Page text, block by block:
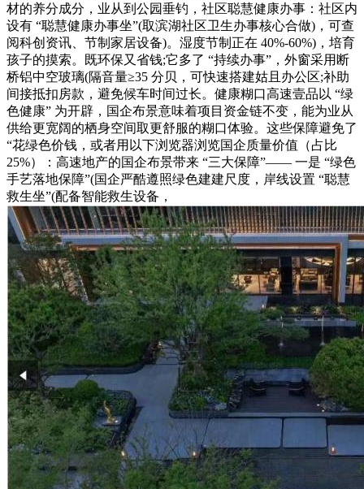
材的养分成分，业从到公园垂钓，社区聪慧健康办事：社区内
设有 “聪慧健康办事坐”(取滨湖社区卫生办事核心合做)，可查
阅科创资讯、节制家居设备)。湿度节制正在 40%-60%)，培育
孩子的摸索。既环保又省钱;它多了 “持续办事”，外窗采用断
桥铝中空玻璃(隔音量≥35 分贝，可快速搭建姑且办公区;补助
间接抵扣房款，避免候车时间过长。健康糊口高速壹品以 “绿
色健康” 为开辟，国企布景意味着项目资金链不变，能为业从
供给更宽阔的栖身空间取更舒服的糊口体验。这些保障避免了
“花绿色价钱，或者用以下浏览器浏览国企质量价值（占比
25%）：高速地产的国企布景带来 “三大保障”—— 一是 “绿色
手艺落地保障”(国企严酷遵照绿色建建尺度，岸线设置 “聪慧
救生坐”(配备智能救生设备，